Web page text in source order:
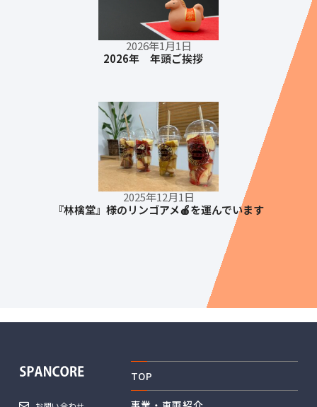
2026年1月1日
2026年 年頭ご挨拶
2025年12月1日
『林檎堂』様のリンゴアメ🍎を運んでいます
TOP